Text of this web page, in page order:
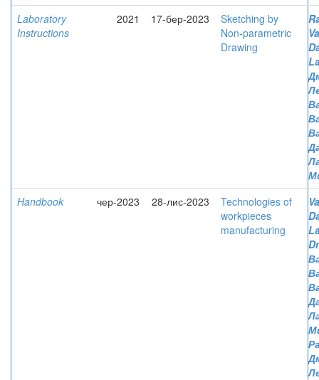
Laboratory
Instructions
2021 17-бер-2023
Sketching by
Non-parametric
Drawing
Handbook
чер-2023 28-лис-2023
Technologies of
workpieces
manufacturing